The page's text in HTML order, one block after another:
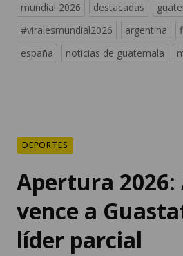
mundial 2026 destacadas
#viralesmundial2026
argentina
españa
noticias de guatemala
DEPORTES
Apertura
vence a
líder parcial